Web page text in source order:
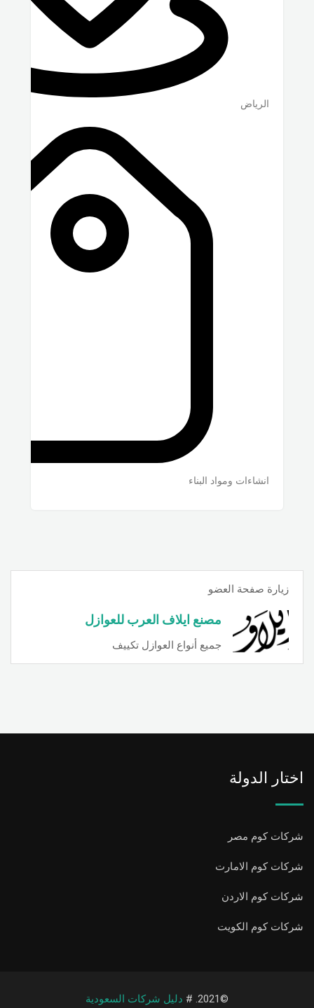
الرياض
انشاءات ومواد البناء
زيارة صفحة العضو
مصنع ايلاف العرب للعوازل
جميع أنواع العوازل تكييف
اختار الدولة
شركات كوم مصر
شركات كوم الامارت
شركات كوم الاردن
شركات كوم الكويت
©2021. # دليل شركات السعودية